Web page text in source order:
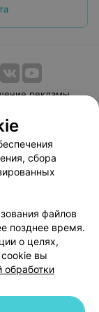
рекламы
оплаты
сбора
файлов
позднее время.
о целях,
cookie вы
обработки